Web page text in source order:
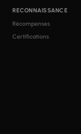
RECONNAISSANCE
Récompenses
Certifications